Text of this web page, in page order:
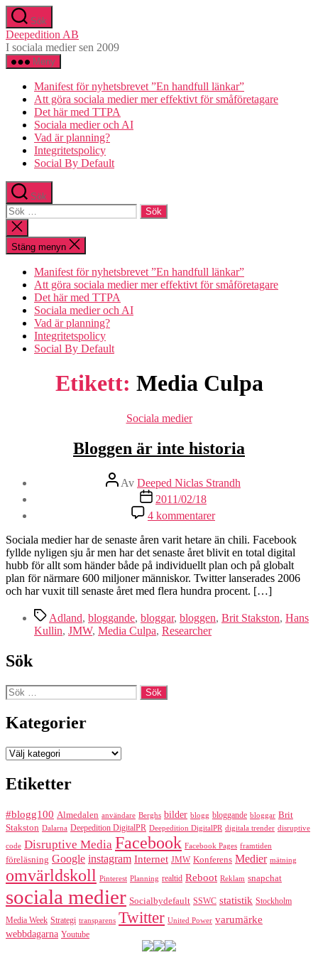
Hoppa
till
innehåll
Sök
Deepedition AB
I sociala medier sen 2009
Meny
Manifest för nyhetsbrevet ”En handfull länkar”
Att göra sociala medier mer effektivt för småföretagare
Det här med TTPA
Sociala medier och AI
Vad är planning?
Integritetspolicy
Social By Default
Sök
Sök
efter:
Stäng
sökningen
Stäng menyn
Manifest för nyhetsbrevet ”En handfull länkar”
Att göra sociala medier mer effektivt för småföretagare
Det här med TTPA
Sociala medier och AI
Vad är planning?
Integritetspolicy
Social By Default
Etikett: Media Culpa
Kategorier
Sociala medier
Bloggen är inte historia
Inläggsförfattare
Av Deeped Niclas Strandh
Inläggsdatum
2011/02/18
4 kommentarertill
Bloggen
är
inte
historia
Sociala medier har de senaste åren varit hetare än chili. Facebook
fyllde nyligen sju år men har det senaste året blivit en total digital
hubb för allt som händer både på individuellt plan och på globalt
plan för närmare 600 miljoner människor. Twitter lanserades 2006
och har vuxit till senaste året med flera hundra procent. […]
Etiketter
Adland, bloggande, bloggar, bloggen, Brit Stakston, Hans
Kullin, JMW, Media Culpa, Researcher
Sök
Sök
efter:
Kategorier
Kategorier
Etiketter
#blogg100 Almedalen användare Berghs bilder blogg bloggande bloggar Brit
Stakston Dalarna Deepedition DigitalPR Deepedition DigitalPR digitala trender disruptive
code Disruptive Media Facebook Facebook Pages framtiden
föreläsning Google instagram Internet JMW Konferens Medier mätning
omvärldskoll Pinterest Planning realtid Reboot Reklam snapchat
sociala medier Socialbydefault SSWC statistik Stockholm
Media Week Strategi transparens Twitter United Power varumärke
webbdagarna Youtube